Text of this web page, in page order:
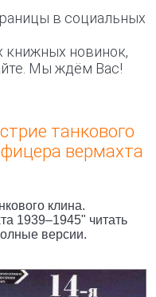
в социальных
книжных новинок,
Мы ждём Вас!
танкового
вермахта
клина.
1939–1945" читать
версии.